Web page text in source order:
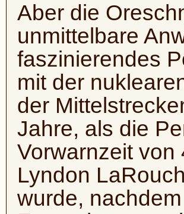
Aber die
unmittelbare
faszinierendes
mit der
der
Jahre, als die
Vorwarnzeit von
Lyndon
wurde,